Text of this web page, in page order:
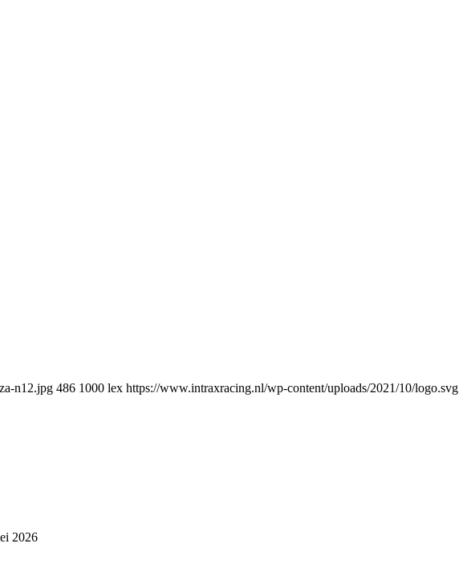
n12.jpg 486 1000 lex https://www.intraxracing.nl/wp-content/uploads/2021/10/logo.svg
2026